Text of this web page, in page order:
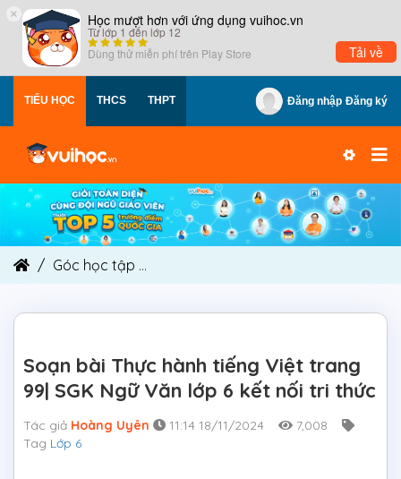
× Học mượt hơn với ứng dụng vuihoc.vn
Từ lớp 1 đến lớp 12
Dùng thử miễn phí trên Play Store Tải về
TIỂU HỌC THCS THPT Đăng nhập Đăng ký
Góc học tập
Soạn bài Thực hành tiếng Việt trang
99| SGK Ngữ Văn lớp 6 kết nối tri thức
Tác giả Hoàng Uyên 11:14 18/11/2024
7,008
Tag Lớp 6